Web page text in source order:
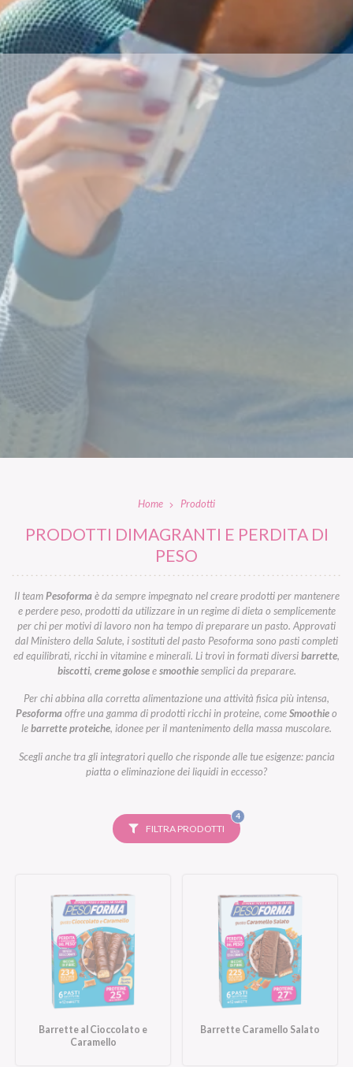
Home Prodotti
PRODOTTI DIMAGRANTI E PERDITA DI
PESO
Il teamPesoformaè da sempre impegnato nel creare prodotti per mantenere
e perdere peso, prodotti da utilizzare in un regime di dieta o semplicemente
per chi per motivi di lavoro non ha tempo di preparare un pasto. Approvati
dal Ministero della Salute, i sostituti del pasto Pesoforma sono pasti completi
ed equilibrati, ricchi in vitamine e minerali. Li trovi in formati diversibarrette,
biscotti, creme goloseesmoothiesemplici da preparare.
Per chi abbina alla corretta alimentazione una attività fisica più intensa,
Pesoformaoffre una gamma di prodotti ricchi in proteine, comeSmoothieo
lebarrette proteiche, idonee per il mantenimento della massa muscolare.
Scegli anche tra gli integratori quello che risponde alle tue esigenze: pancia
piatta o eliminazione dei liquidi in eccesso?
FILTRA PRODOTTI
4FILTRI
SELEZIONATI
Barrette al Cioccolato e
Caramello
Barrette Caramello Salato